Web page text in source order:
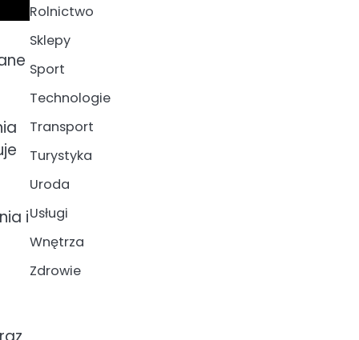
i
Rolnictwo
Sklepy
Sport
Technologie
Transport
Turystyka
Uroda
Usługi
Wnętrza
Zdrowie